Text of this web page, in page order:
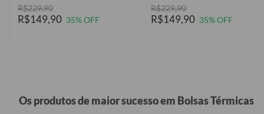
R$229,90
R$149,90 35% OFF
R$229,90
R$149,90 35% OFF
Os produtos de maior sucesso em Bolsas Térmicas